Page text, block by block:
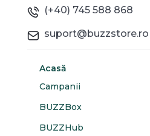
(+40) 745 588 868
suport@buzzstore.ro
Acasă
Campanii
BUZZBox
BUZZHub